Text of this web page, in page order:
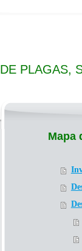
Mapa